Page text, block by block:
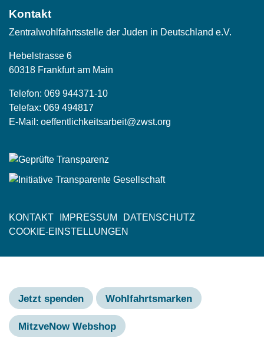
Kontakt
Zentralwohlfahrtsstelle der Juden in Deutschland e.V.
Hebelstrasse 6
60318 Frankfurt am Main
Telefon: 069 944371-10
Telefax: 069 494817
E-Mail: oeffentlichkeitsarbeit@zwst.org
Fußzeile
KONTAKT IMPRESSUM
DATENSCHUTZ
COOKIE-EINSTELLUNGEN
Jetzt spenden Wohlfahrtsmarken
MitzveNow Webshop